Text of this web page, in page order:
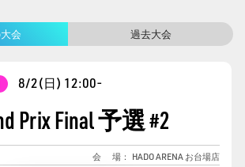
会 過去大会
8/2(日) 12:00-
Prix Final 予選#2
会 場： HADO ARENA お台場店